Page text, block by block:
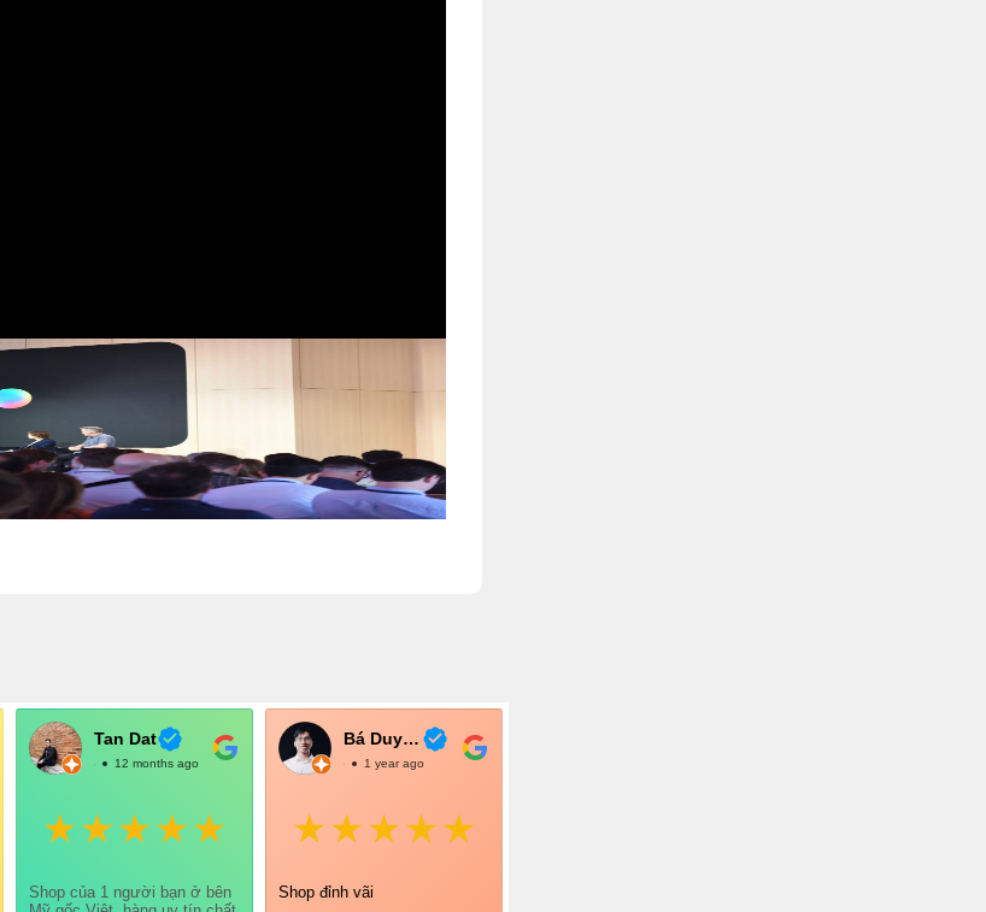
Tan Dat
@TanDat12 months ago
Shop của 1 người bạn ở bên
Bá Duy Võ
@BáDuyVõ1 year ago
Shop đỉnh vãi